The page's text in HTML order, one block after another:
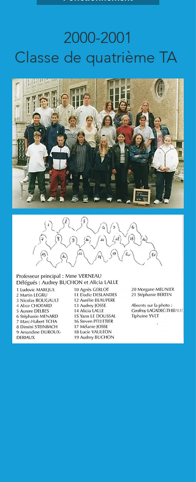
2000-2001
Classe de quatrième TA